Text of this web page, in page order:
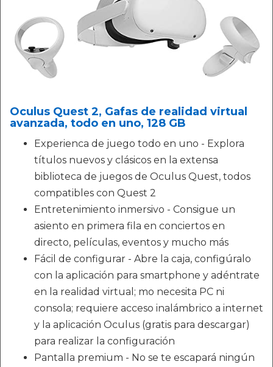
Oculus Quest 2, Gafas de realidad virtual
avanzada, todo en uno, 128 GB
Experienca de juego todo en uno - Explora
títulos nuevos y clásicos en la extensa
biblioteca de juegos de Oculus Quest, todos
compatibles con Quest 2
Entretenimiento inmersivo - Consigue un
asiento en primera fila en conciertos en
directo, películas, eventos y mucho más
Fácil de configurar - Abre la caja, configúralo
con la aplicación para smartphone y adéntrate
en la realidad virtual; mo necesita PC ni
consola; requiere acceso inalámbrico a internet
y la aplicación Oculus (gratis para descargar)
para realizar la configuración
Pantalla premium - No se te escapará ningún